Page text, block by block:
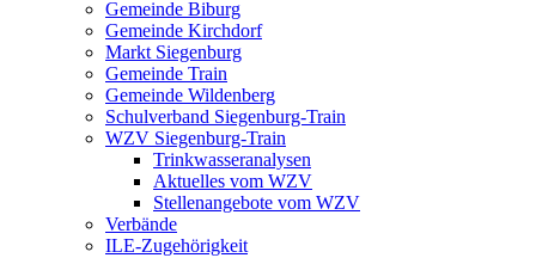
Gemeinde Biburg
Gemeinde Kirchdorf
Markt Siegenburg
Gemeinde Train
Gemeinde Wildenberg
Schulverband Siegenburg-Train
WZV Siegenburg-Train
Trinkwasseranalysen
Aktuelles vom WZV
Stellenangebote vom WZV
Verbände
ILE-Zugehörigkeit